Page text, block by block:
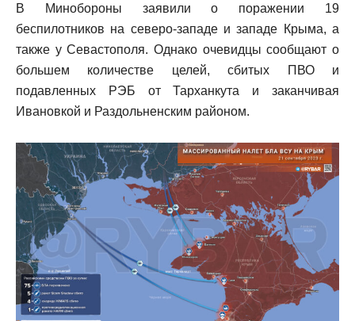
В Минобороны заявили о поражении 19
беспилотников на северо-западе и западе Крыма, а
также у Севастополя. Однако очевидцы сообщают о
большем количестве целей, сбитых ПВО и
подавленных РЭБ от Тарханкута и заканчивая
Ивановкой и Раздольненским районом.